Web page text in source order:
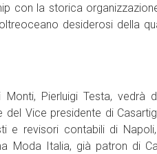
con la storica
desiderosi della
Pierluigi Testa, vedrà
Vice presidente di
e revisori contabili di
Moda Italia, già patron di